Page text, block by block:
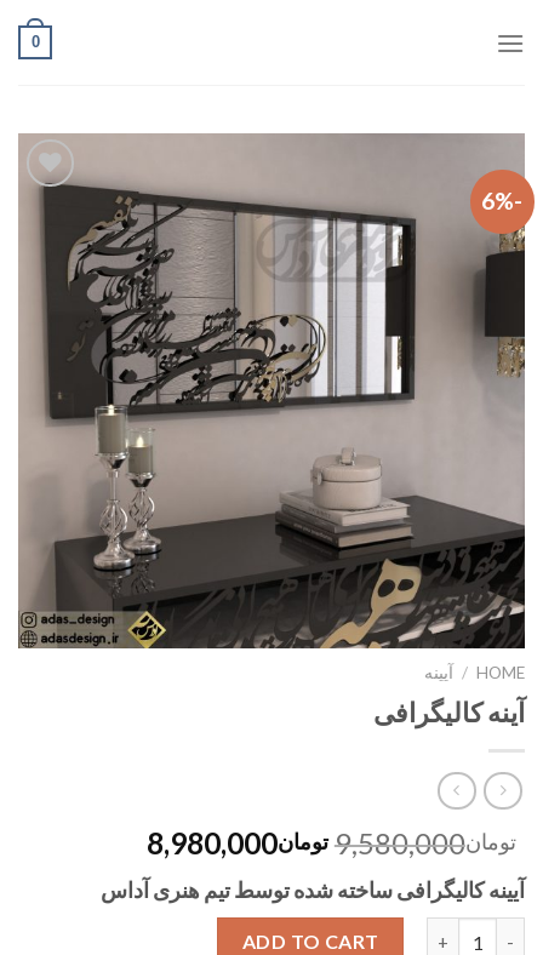
0
-6%
HOME
/ آیینه
آینه کالیگرافی
تومان9,580,000 تومان8,980,000
آیینه کالیگرافی ساخته شده توسط تیم هنری آداس
ADD TO CART